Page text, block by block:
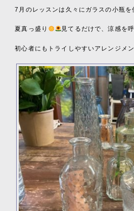
7月のレッスンは久々にガラスの小瓶
夏真っ盛り 見てるだけで、涼感を
初心者にもトライしやすいアレンジメ